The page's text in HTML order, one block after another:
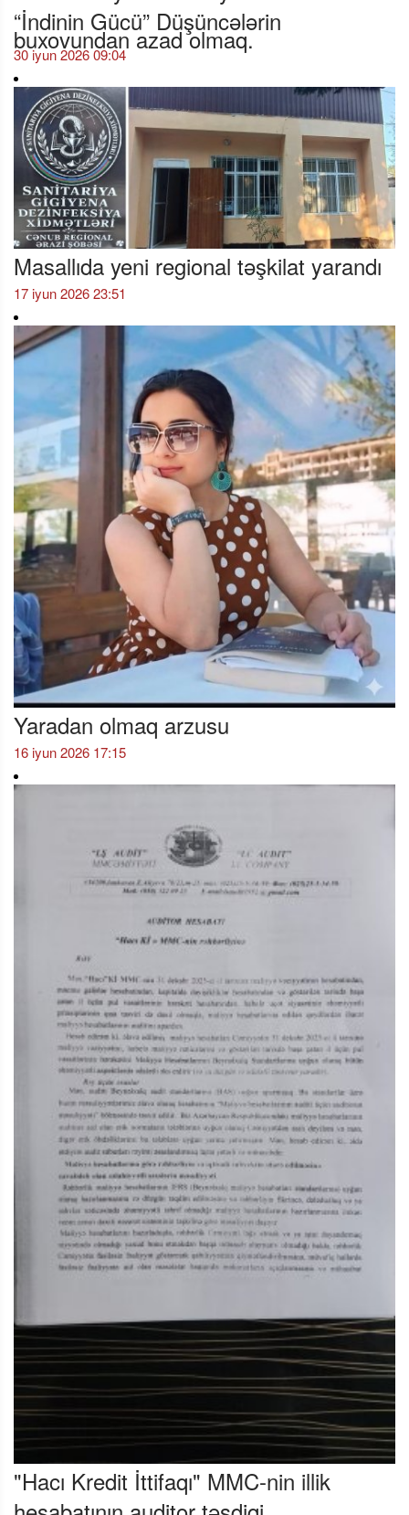
“İndinin Gücü” Düşüncələrin
buxovundan azad olmaq.
30 iyun 2026 09:04
Masallıda yeni regional təşkilat yarandı
17 iyun 2026 23:51
Yaradan olmaq arzusu
16 iyun 2026 17:15
"Hacı Kredit İttifaqı" MMC-nin illik
hesabatının auditor təsdiqi.